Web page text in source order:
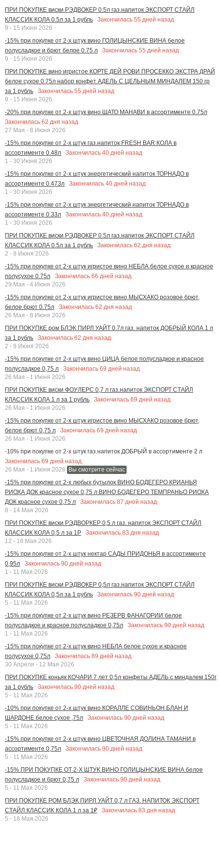
ПРИ ПОКУПКЕ виски РЭДВОКЕР 0.5л газ.напиток ЭКСПОРТ СТАЙЛ
КЛАССИК КОЛА 0.5л за 1 рубль
Закончилась 55 дней назад
9 - 15 Июня 2026
-15% при покупке от 2-х штук вино ГОЛИЦЫНСКИЕ ВИНА белое
полусладкое и брют белое 0.75 л
Закончилась 55 дней назад
9 - 15 Июня 2026
ПРИ ПОКУПКЕ вино игристое КОРТЕ ДЕЙ РОВИ ПРОСЕККО ЭКСТРА ДРАЙ
белое сухое 0.75л набор конфет АДЕЛЬ С ЦЕЛЬНЫМ МИНДАЛЕМ 150 гр
за 1 рубль
Закончилась 55 дней назад
9 - 15 Июня 2026
-20% при покупке от 2-х штук вино ШАТО МАНАВИ в ассортименте 0.75л
Закончилась 62 дня назад
27 Мая - 8 Июня 2026
-15% при покупке от 2-х штук газ.напиток FRESH BAR КОЛА в
ассортименте 0.48л
Закончилась 40 дней назад
1 - 30 Июня 2026
-15% при покупке от 2-х штук энергетический напиток ТОРНАДО в
ассортименте 0.473л
Закончилась 40 дней назад
1 - 30 Июня 2026
-15% при покупке от 2-х штук энергетический напиток ТОРНАДО в
ассортименте 0.33л
Закончилась 40 дней назад
1 - 30 Июня 2026
ПРИ ПОКУПКЕ виски РЭДВОКЕР 0.5л газ.напиток ЭКСПОРТ СТАЙЛ
КЛАССИК КОЛА 0.5л за 1 рубль
Закончилась 62 дня назад
2 - 8 Июня 2026
-15% при покупке от 2-х штук игристое вино НЕБЛА белое сухое и красное
полусухое 0.75л
Закончилась 66 дней назад
29 Мая - 4 Июня 2026
-15% при покупке от 2-х штук игристое вино МЫСХАКО розовое брют,
белое брют 0.75л
Закончилась 62 дня назад
26 Мая - 8 Июня 2026
ПРИ ПОКУПКЕ ром БЛЭК ПИРЛ УАЙТ 0.7л газ. напиток ДОБРЫЙ КОЛА 1 л
за 1 рубль
Закончилась 62 дня назад
2 - 8 Июня 2026
-15% при покупке от 2-х штук вино ЦИЦА белое полусладкое и красное
полусладкое 0,75 л
Закончилась 69 дней назад
26 Мая - 1 Июня 2026
ПРИ ПОКУПКЕ виски ФОУЛЕРС 0,7 л газ.напиток ЭКСПОРТ СТАЙЛ
КЛАССИК КОЛА 1 л за 1 рубль
Закончилась 69 дней назад
26 Мая - 1 Июня 2026
-15% при покупке от 2-х штук игристое вино МЫСХАКО розовое брют,
белое брют 0,75 л
Закончилась 69 дней назад
26 Мая - 1 Июня 2026
-10% при покупке от 2-х штук газ.напиток ДОБРЫЙ в ассортименте 2 л
Закончилась 69 дней назад
26 Мая - 1 Июня 2026
Вы смотрите сейчас
-15% при покупке от 2-х любых бутылок ВИНО БОДЕГЕРО КРИАНЬЯ
РИОХА ДОК красное сухое 0,75 л ВИНО БОДЕГЕРО ТЕМПРАНЬО РИОХА
ДОК красное сухое 0,75 л
Закончилась 87 дней назад
8 - 14 Мая 2026
ПРИ ПОКУПКЕ виски РЭДВОРКЕР 0,5 л газ. напиток ЭКСПОРТ СТАЙЛ
КЛАССИК КОЛА 0,5 л за 1Р
Закончилась 83 дня назад
12 - 18 Мая 2026
-15% при покупке от 2-х штук нектар САДЫ ПРИДОНЬЯ в ассортименте
0,95л
Закончилась 90 дней назад
1 - 11 Мая 2026
ПРИ ПОКУПКЕ виски РЭДВОКЕР 0,5л газ.напиток ЭКСПОРТ СТАЙЛ
КЛАССИК КОЛА 0,5л за 1 рубль
Закончилась 90 дней назад
5 - 11 Мая 2026
-15% при покупке от 2-х штук вино РЕЗЕРВ ФАНАГОРИИ белое
полусладкое и красное полусладкое 0,75л
Закончилась 90 дней назад
1 - 11 Мая 2026
-15% при покупке от 2-х штук вино НЕБЛА белое сухое и красное
полусухое 0,75л
Закончилась 89 дней назад
30 Апреля - 12 Мая 2026
ПРИ ПОКУПКЕ коньяк КОЧАРИ 7 лет 0,5л конфеты АДЕЛЬ с миндалем 150г
за 1 рубль
Закончилась 90 дней назад
5 - 11 Мая 2026
-10% при покупке от 2-х штук вино КОРАЛЛЕ СОВИНЬОН БЛАН И
ШАРДОНЕ белое сухое ,75л
Закончилась 90 дней назад
5 - 11 Мая 2026
-15% при покупке от 2-х штук вино ЦВЕТОЧНАЯ ДОЛИНА ТАМАНИ в
ассортименте 0,75л
Закончилась 90 дней назад
5 - 11 Мая 2026
-15% ПРИ ПОКУПКЕ ОТ 2-Х ШТУК ВИНО ГОЛИЦЫНСКИЕ ВИНА белое
полусладкое и брют 0,75 л
Закончилась 90 дней назад
5 - 11 Мая 2026
ПРИ ПОКУПКЕ РОМ БЛЭК ПИРЛ УАЙТ 0,7 л ГАЗ. НАПИТОК ЭКСПОРТ
СТАЙЛ КЛАССИК КОЛА 1 л за 1₽
Закончилась 83 дня назад
5 - 18 Мая 2026